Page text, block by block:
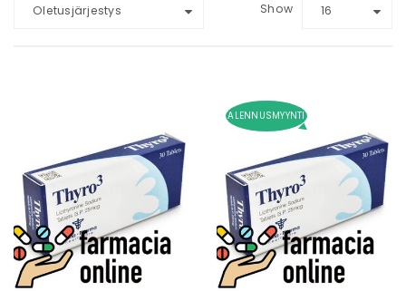
Oletusjärjestys Show 16
ALENNUSMYYNTI